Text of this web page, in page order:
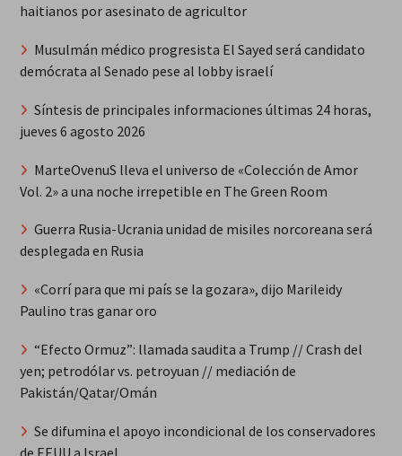
haitianos por asesinato de agricultor
Musulmán médico progresista El Sayed será candidato
demócrata al Senado pese al lobby israelí
Síntesis de principales informaciones últimas 24 horas,
jueves 6 agosto 2026
MarteOvenuS lleva el universo de «Colección de Amor
Vol. 2» a una noche irrepetible en The Green Room
Guerra Rusia-Ucrania unidad de misiles norcoreana será
desplegada en Rusia
«Corrí para que mi país se la gozara», dijo Marileidy
Paulino tras ganar oro
“Efecto Ormuz”: llamada saudita a Trump // Crash del
yen; petrodólar vs. petroyuan // mediación de
Pakistán/Qatar/Omán
Se difumina el apoyo incondicional de los conservadores
de EEUU a Israel